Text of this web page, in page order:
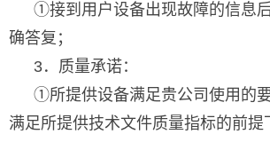
①接到用户设备出现故障的信息
确答复；
3．质量承诺：
①所提供设备满足贵公司使用的
满足所提供技术文件质量指标的前提